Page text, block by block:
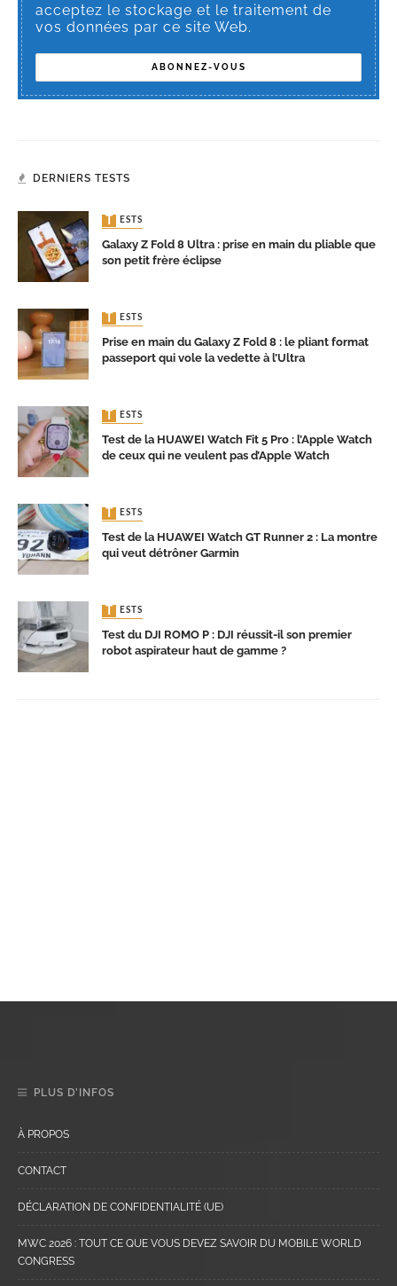
acceptez le stockage et le traitement de
vos données par ce site Web.
DERNIERS TESTS
TESTS
Galaxy Z Fold 8 Ultra : prise en main du pliable que
son petit frère éclipse
TESTS
Prise en main du Galaxy Z Fold 8 : le pliant format
passeport qui vole la vedette à l’Ultra
TESTS
Test de la HUAWEI Watch Fit 5 Pro : l’Apple Watch
de ceux qui ne veulent pas d’Apple Watch
TESTS
Test de la HUAWEI Watch GT Runner 2 : La montre
qui veut détrôner Garmin
TESTS
Test du DJI ROMO P : DJI réussit-il son premier
robot aspirateur haut de gamme ?
PLUS D’INFOS
À PROPOS
CONTACT
DÉCLARATION DE CONFIDENTIALITÉ (UE)
MWC 2026 : TOUT CE QUE VOUS DEVEZ SAVOIR DU MOBILE WORLD
CONGRESS